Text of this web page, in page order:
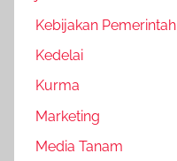
Kebijakan Pemerintah
Kedelai
Kurma
Marketing
Media Tanam